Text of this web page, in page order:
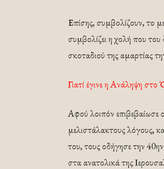
Επίσης, συμβολίζουν, το
συμβολίζει η χολή που
σκοταδιού της αμαρτίας
Γιατί έγινε η Ανάληψη
Αφού λοιπόν επιβεβαίωσε
μελιστάλακτους λόγους,
του, τους οδήγησε την
στα ανατολικά της